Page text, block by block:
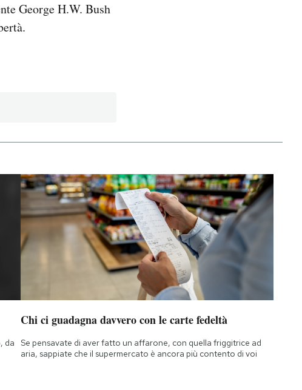
George H.W. Bush
da
Chi ci guadagna davvero con le carte fedeltà
Se pensavate di aver fatto un affarone, con quella friggitrice ad
aria, sappiate che il supermercato è ancora più contento di voi